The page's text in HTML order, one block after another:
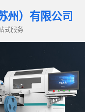
州）有限公司
式服务